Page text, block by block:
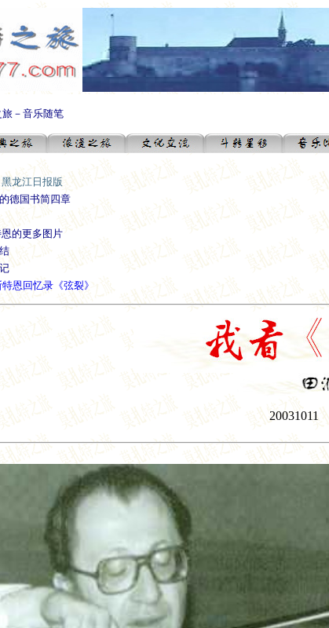
－音乐随笔
龙江日报版
德国书简四章
的更多图片
特恩回忆录《弦裂》
20031011